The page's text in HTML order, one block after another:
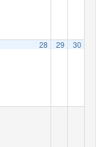
28 29 30